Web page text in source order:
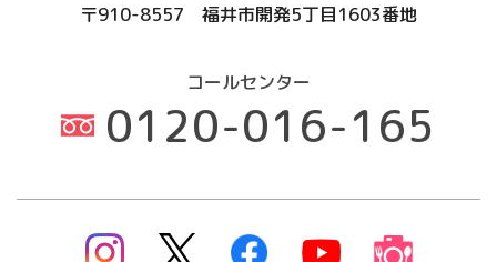
〒910-8557 福井市開発5丁目1603番地
コールセンター
0120-016-165